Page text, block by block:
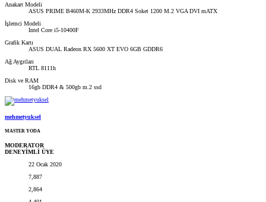
Anakart Modeli
ASUS PRIME B460M-K 2933MHz DDR4 Soket 1200 M.2 VGA DVI mATX
İşlemci Modeli
Intel Core i5-10400F
Grafik Kartı
ASUS DUAL Radeon RX 5600 XT EVO 6GB GDDR6
Ağ Aygıtları
RTL 8111h
Disk ve RAM
16gb DDR4 & 500gb m.2 ssd
mehmetyuksel
MASTER YODA
MODERATOR
DENEYİMLİ ÜYE
22 Ocak 2020
7,887
2,864